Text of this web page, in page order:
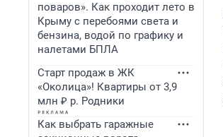
поваров». Как проходит лето в
Крыму с перебоями света и
бензина, водой по графику и
налетами БПЛА
Старт продаж в ЖК
«Околица»! Квартиры от 3,9
млн ₽ р. Родники
Как выбрать гаражные